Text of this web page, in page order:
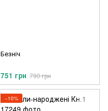
Безніч
751 грн 790 грн
−10%